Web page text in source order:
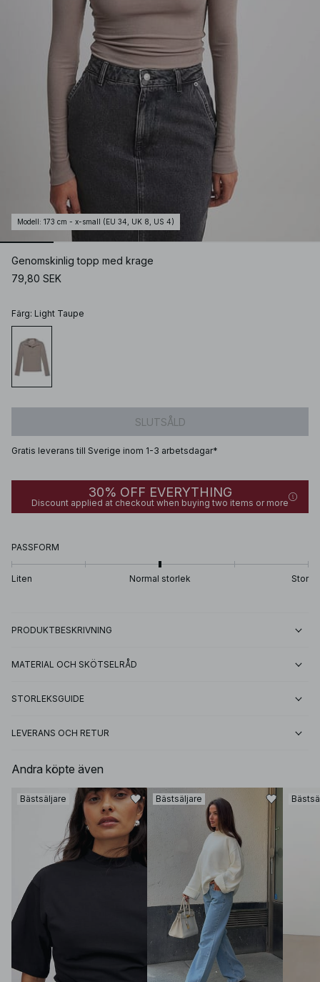
Modell : 173 cm - x-small (EU 34, UK 8, US 4)
Genomskinlig topp med krage
79,80 SEK
Färg: Light Taupe
SLUTSÅLD
Gratis leverans till Sverige inom 1-3 arbetsdagar*
30% OFF EVERYTHING
Discount applied at checkout when buying two items or more
PASSFORM
Liten Normal storlek Stor
PRODUKTBESKRIVNING
MATERIAL OCH SKÖTSELRÅD
STORLEKSGUIDE
LEVERANS OCH RETUR
Andra köpte även
Bästsäljare Bästsäljare